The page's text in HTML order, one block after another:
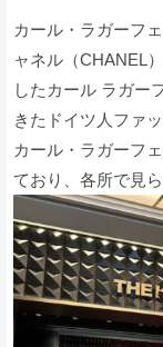
カール・ラガーフ
ャネル（CHANEL
したカール ラガー
きたドイツ人ファ
カール・ラガーフ
ており、各所で見ら